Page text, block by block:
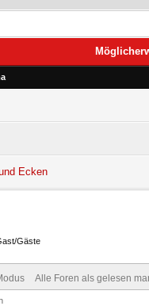
Ecken
Gäste
Alle Foren als gelesen